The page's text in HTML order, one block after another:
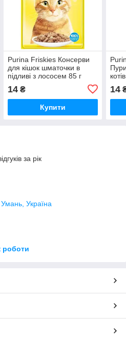
Purina Friskies Консерви
для кішок шматочки в
підливі з лососем 85 г
14₴
Купити
14
за рік
Україна
роботи